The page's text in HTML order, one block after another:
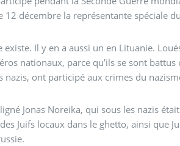
12 décembre la représentante spéciale
existe. Il y en a aussi un en Lituanie.
nationaux, parce qu’ils se sont
nazis, ont participé aux crimes du
Jonas Noreika, qui sous les nazis
Juifs locaux dans le ghetto, ainsi que